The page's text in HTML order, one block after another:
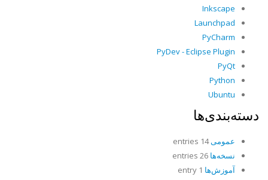
Inkscape
Launchpad
PyCharm
PyDev - Eclipse Plugin
PyQt
Python
Ubuntu
دسته‌بندی‌ها
عمومی14 entries
نسخه‌ها
آموزش‌ها